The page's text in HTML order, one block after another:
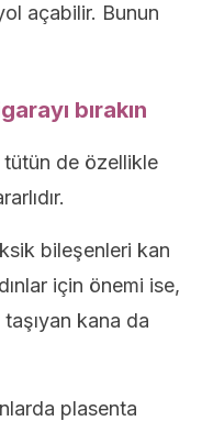
açabilir. Bunun
bırakın
tütün de özellikle
bileşenleri kan
için önemi ise,
kana da
plasenta